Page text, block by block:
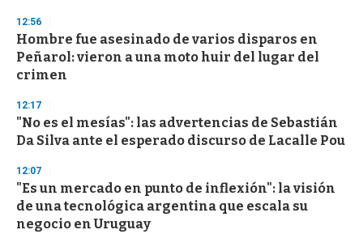
12:56
Hombre fue asesinado de varios disparos en
Peñarol: vieron a una moto huir del lugar del
crimen
12:17
"No es el mesías": las advertencias de Sebastián
Da Silva ante el esperado discurso de Lacalle Pou
12:07
"Es un mercado en punto de inflexión": la visión
de una tecnológica argentina que escala su
negocio en Uruguay